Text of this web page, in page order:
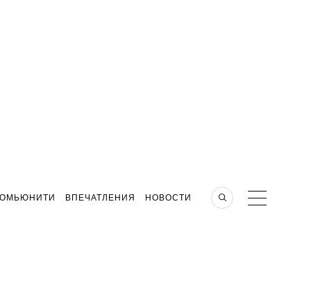
ВПЕЧАТЛЕНИЯ НОВОСТИ